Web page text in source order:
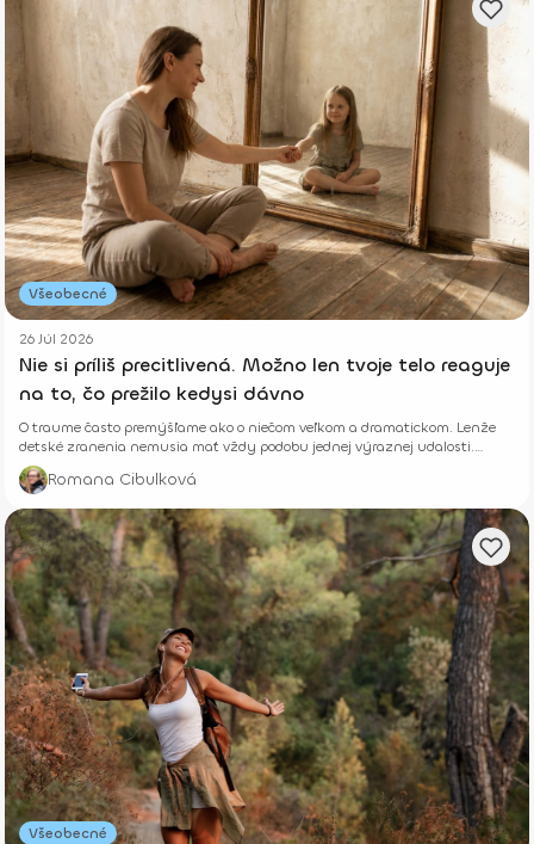
Všeobecné
26 Júl 2026
Nie si príliš precitlivená. Možno len tvoje telo reaguje
na to, čo prežilo kedysi dávno
O traume často premýšľame ako o niečom veľkom a dramatickom. Lenže
detské zranenia nemusia mať vždy podobu jednej výraznej udalosti.
Niekedy rastú potichu.
Romana Cibulková
Všeobecné